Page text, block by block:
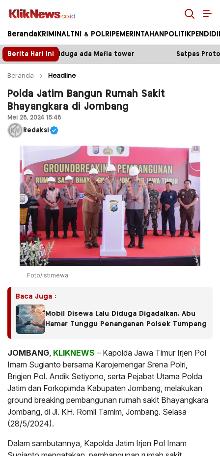
Kliknews.co.id
Beranda KRIMINAL TNI & POLRI PEMERINTAHAN POLITIK
Berita Hari Ini
tower Satpas Prototype Polres Malang
Beranda Headline
Polda Jatim Bangun Rumah Sakit
Bhayangkara di Jombang
Mei 28, 2024 15:48
Redaksi
Foto/istimewa
Baca Juga :
Mobil Disewa Lalu Diduga Digadaikan, Abu
Hamar Tunggu Penanganan Polsek Tumpang
JOMBANG, KLIKNEWS – Kapolda Jawa Timur Irjen Pol
Imam Sugianto bersama Karojemengar Srena Polri,
Brigjen Pol. Andik Setiyono, serta Pejabat Utama Polda
Jatim dan Forkopimda Kabupaten Jombang, melakukan
ground breaking pembangunan rumah sakit Bhayangkara
Jombang, di Jl. KH. Romli Tamim, Jombang. Selasa
(28/5/2024).
Dalam sambutannya, Kapolda Jatim Irjen Pol Imam